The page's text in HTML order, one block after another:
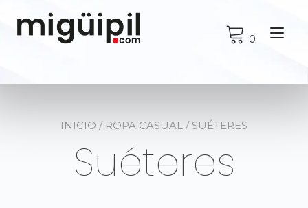
0
INICIO / ROPA CASUAL / SUÉTERES
Suéteres